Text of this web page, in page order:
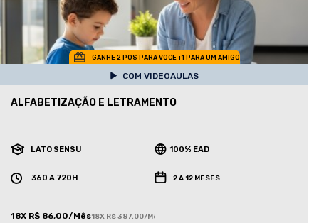
GANHE 2 POS PARA VOCE +1 PARA UM AMIGO
COM VIDEOAULAS
ALFABETIZAÇÃO E LETRAMENTO
LATO SENSU 100% EAD
360 A 720H 2 A 12 MESES
18X R$ 86,00/Mês18X R$ 387,00/Mês